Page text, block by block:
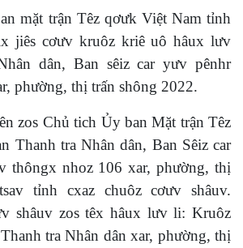
mặt trận Têz qơưk Việt Nam tỉnh
jiês cơưv kruôz kriê uô hâux lưv
dân, Ban sêiz car yưv pênhr
phường, thị trấn shông 2022.
zos Chủ tich Ủy ban Mặt trận Têz
Thanh tra Nhân dân, Ban Sêiz car
thôngx nhoz 106 xar, phường, thị
tỉnh cxaz chuôz cơưv shâuv.
shâuv zos têx hâux lưv li: Kruôz
tra Nhân dân xar, phường, thị